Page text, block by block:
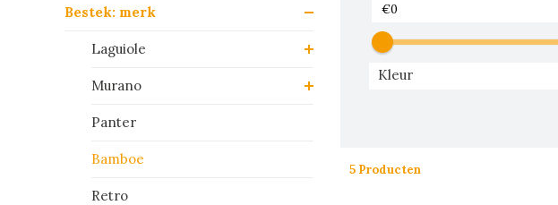
Bestek: merk
Laguiole
Murano
Panter
Bamboe
Retro
Kleur
5 Producten